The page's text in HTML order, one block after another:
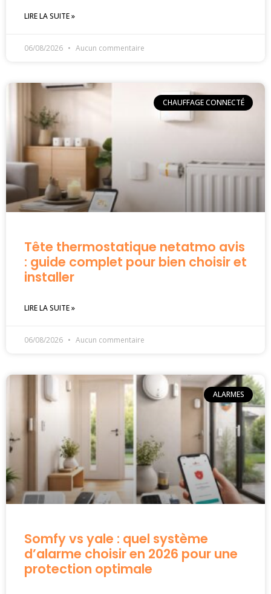
LIRE LA SUITE »
06/08/2026 Aucun commentaire
CHAUFFAGE CONNECTÉ
Tête thermostatique netatmo avis
: guide complet pour bien choisir et
installer
LIRE LA SUITE »
06/08/2026 Aucun commentaire
ALARMES
Somfy vs yale : quel système
d’alarme choisir en 2026 pour une
protection optimale